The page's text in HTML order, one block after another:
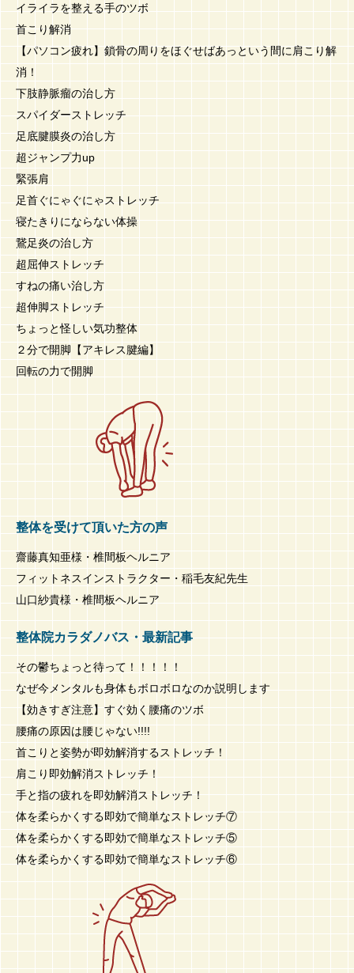
イライラを整える手のツボ
首こり解消
【パソコン疲れ】鎖骨の周りをほぐせばあっという間に肩こり解
消！
下肢静脈瘤の治し方
スパイダーストレッチ
足底腱膜炎の治し方
超ジャンプ力up
緊張肩
足首ぐにゃぐにゃストレッチ
寝たきりにならない体操
鵞足炎の治し方
超屈伸ストレッチ
すねの痛い治し方
超伸脚ストレッチ
ちょっと怪しい気功整体
２分で開脚【アキレス腱編】
回転の力で開脚
整体を受けて頂いた方の声
齋藤真知亜様・椎間板ヘルニア
フィットネスインストラクター・稲毛友紀先生
山口紗貴様・椎間板ヘルニア
整体院カラダノバス・最新記事
その鬱ちょっと待って！！！！！
なぜ今メンタルも身体もボロボロなのか説明します
【効きすぎ注意】すぐ効く腰痛のツボ
腰痛の原因は腰じゃない!!!!
首こりと姿勢が即効解消するストレッチ！
肩こり即効解消ストレッチ！
手と指の疲れを即効解消ストレッチ！
体を柔らかくする即効で簡単なストレッチ⑦
体を柔らかくする即効で簡単なストレッチ⑤
体を柔らかくする即効で簡単なストレッチ⑥